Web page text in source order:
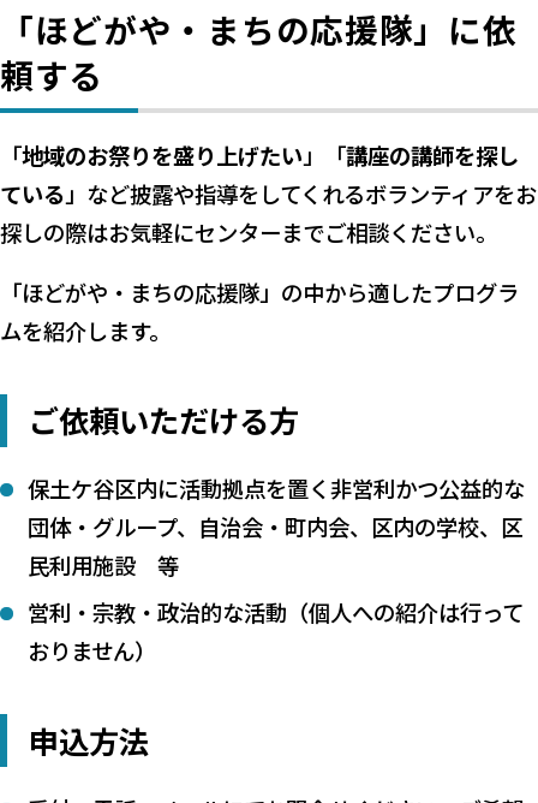
「ほどがや・まちの応援隊」に依
頼する
「地域のお祭りを盛り上げたい 」「講座の講師を探し
ている 」など披露や指導をしてくれるボランティアをお
探しの際はお気軽にセンターまでご相談ください。
「ほどがや・まちの応援隊」の中から適したプログラ
ムを紹介します。
ご依頼いただける方
保土ケ谷区内に活動拠点を置く非営利かつ公益的な
団体・グループ、自治会・町内会、区内の学校、区
民利用施設 等
営利・宗教・政治的な活動（個人への紹介は行って
おりません）
申込方法